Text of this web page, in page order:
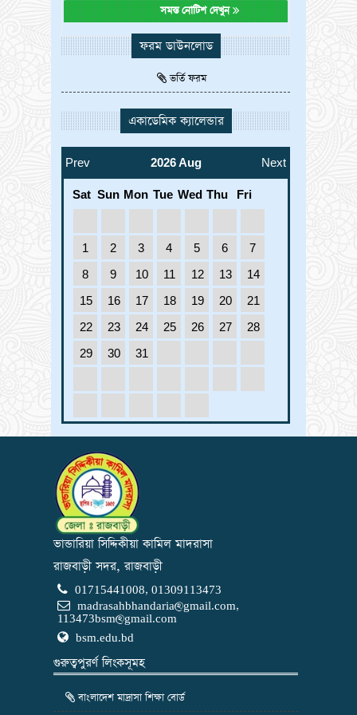
সমস্ত নোটিশ দেখুন
ফরম ডাউনলোড
ভর্তি ফরম
একাডেমিক ক্যালেন্ডার
Prev 2026 Aug Next
Sat Sun Mon Tue Wed Thu Fri
1 2 3 4 5 6
7
8
9 10 11 12 13
14
15
16 17 18 19 20
21
22
23 24 25 26 27
28
29
30 31
ভান্ডারিয়া সিদ্দিকীয়া কামিল মাদরাসা
রাজবাড়ী সদর, রাজবাড়ী
01715441008, 01309113473
madrasahbhandaria@gmail.com,
113473bsm@gmail.com
bsm.edu.bd
গুরুত্বপুরর্ণ লিংকসূমহ
বাংলাদেশ মাদ্রাসা শিক্ষা বোর্ড